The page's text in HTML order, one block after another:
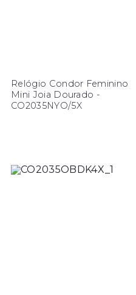
Relógio Condor Feminino
Mini Joia Dourado -
CO2035NYO/5X